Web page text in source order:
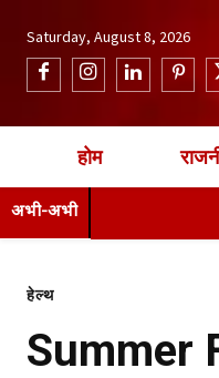
Saturday, August 8, 2026
होम
अभी-अभी
हेल्थ
Summer